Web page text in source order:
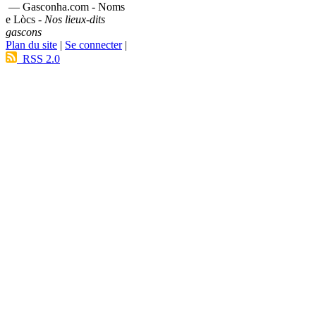
— Gasconha.com - Noms
e Lòcs - Nos lieux-dits
gascons
Plan du site | Se connecter|
RSS 2.0